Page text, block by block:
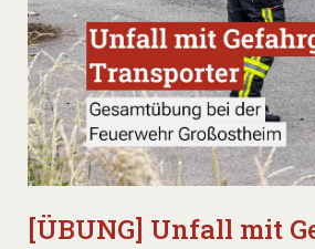
[ÜBUNG] Unfall mit